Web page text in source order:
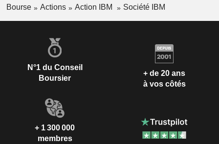
Bourse Actions Action IBM Société IBM
N°1 du Conseil
Boursier
+ de 20 ans
à vos côtés
+ 1 300 000
membres